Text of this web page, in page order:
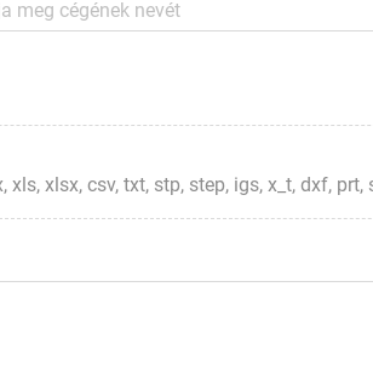
xlsx, csv, txt, stp, step, igs, x_t, dxf, prt,